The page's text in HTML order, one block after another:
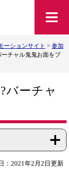
ーションサイト > 参加
チャル鬼鬼お面をプ
バーチャ
：2021年2月2日更新